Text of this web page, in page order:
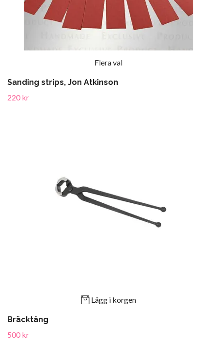
Flera val
Sanding strips, Jon Atkinson
220 kr
Lägg i korgen
Bräcktång
500 kr